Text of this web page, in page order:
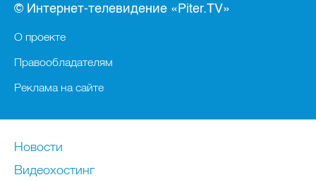
© Интернет-телевидение «Piter.TV»
О проекте
Правообладателям
Реклама на сайте
Новости
Видеохостинг